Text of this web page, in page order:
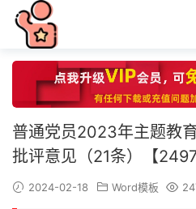
普通党员2023年主题教
批评意见（21条）【
2024-02-18 Word模板